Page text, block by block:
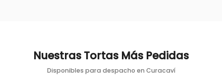
Nuestras Tortas Más Pedidas
Disponibles para despacho en Curacaví